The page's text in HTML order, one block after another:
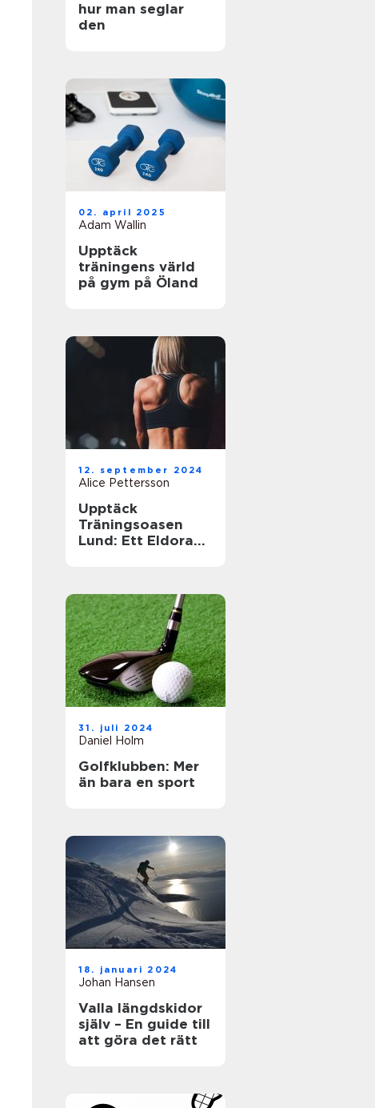
hur man seglar
den
02. april 2025
Adam Wallin
Upptäck
träningens värld
på gym på Öland
12. september 2024
Alice Pettersson
Upptäck
Träningsoasen
Lund: Ett Eldorado
31. juli 2024
Daniel Holm
Golfklubben: Mer
än bara en sport
18. januari 2024
Johan Hansen
Valla längdskidor
själv – En guide till
att göra det rätt